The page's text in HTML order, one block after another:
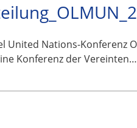
United Nations-Konferenz
Konferenz der Vereinten…